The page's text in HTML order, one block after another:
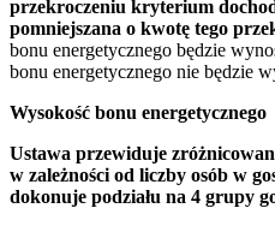
przekroczeniu kryterium
pomniejszana o kwotę tego
bonu energetycznego będzie
bonu energetycznego nie będzie
Wysokość bonu energetycznego
Ustawa przewiduje
w zależności od liczby osób w
dokonuje podziału na 4 grupy